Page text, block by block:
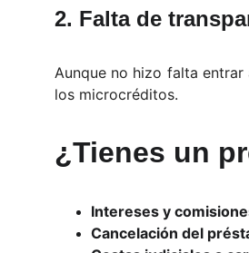
2. Falta de
Aunque no hizo falta
los microcréditos.
¿Tienes un
Intereses y
Cancelación del